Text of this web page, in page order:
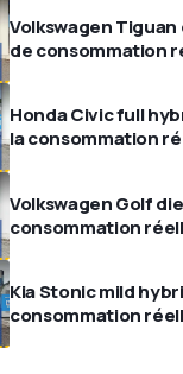
Volkswagen
de consommation
Honda Civic full
la consommation
Volkswagen Golf
consommation
Kia Stonic mild
consommation